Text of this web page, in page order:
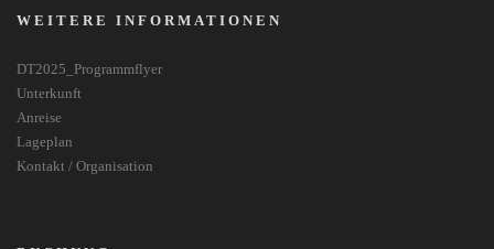
WEITERE INFORMATIONEN
DT2025_Programmflyer
Unterkunft
Anreise
Lageplan
Kontakt / Organisation